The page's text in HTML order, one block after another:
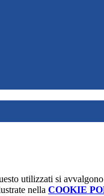
utilizzati si
nella COOKIE